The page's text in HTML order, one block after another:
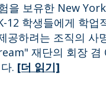
을 보유한 New
12 학생들에게 학
공하려는 조직의 사
재단의 회장
. [더 읽기]